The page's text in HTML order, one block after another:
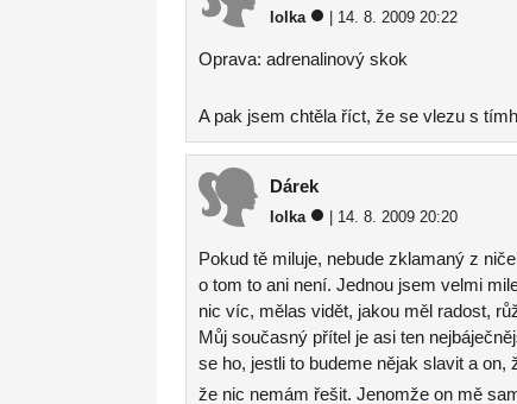
lolka | 14. 8. 2009 20:22
Oprava: adrenalinový skok
A pak jsem chtěla říct, že se vlezu s
Dárek
lolka | 14. 8. 2009 20:20
Pokud tě miluje, nebude zklamaný z
o tom to ani není. Jednou jsem velmi
nic víc, mělas vidět, jakou měl radost,
Můj současný přítel je asi ten
se ho, jestli to budeme nějak slavit a
že nic nemám řešit. Jenomže on mě